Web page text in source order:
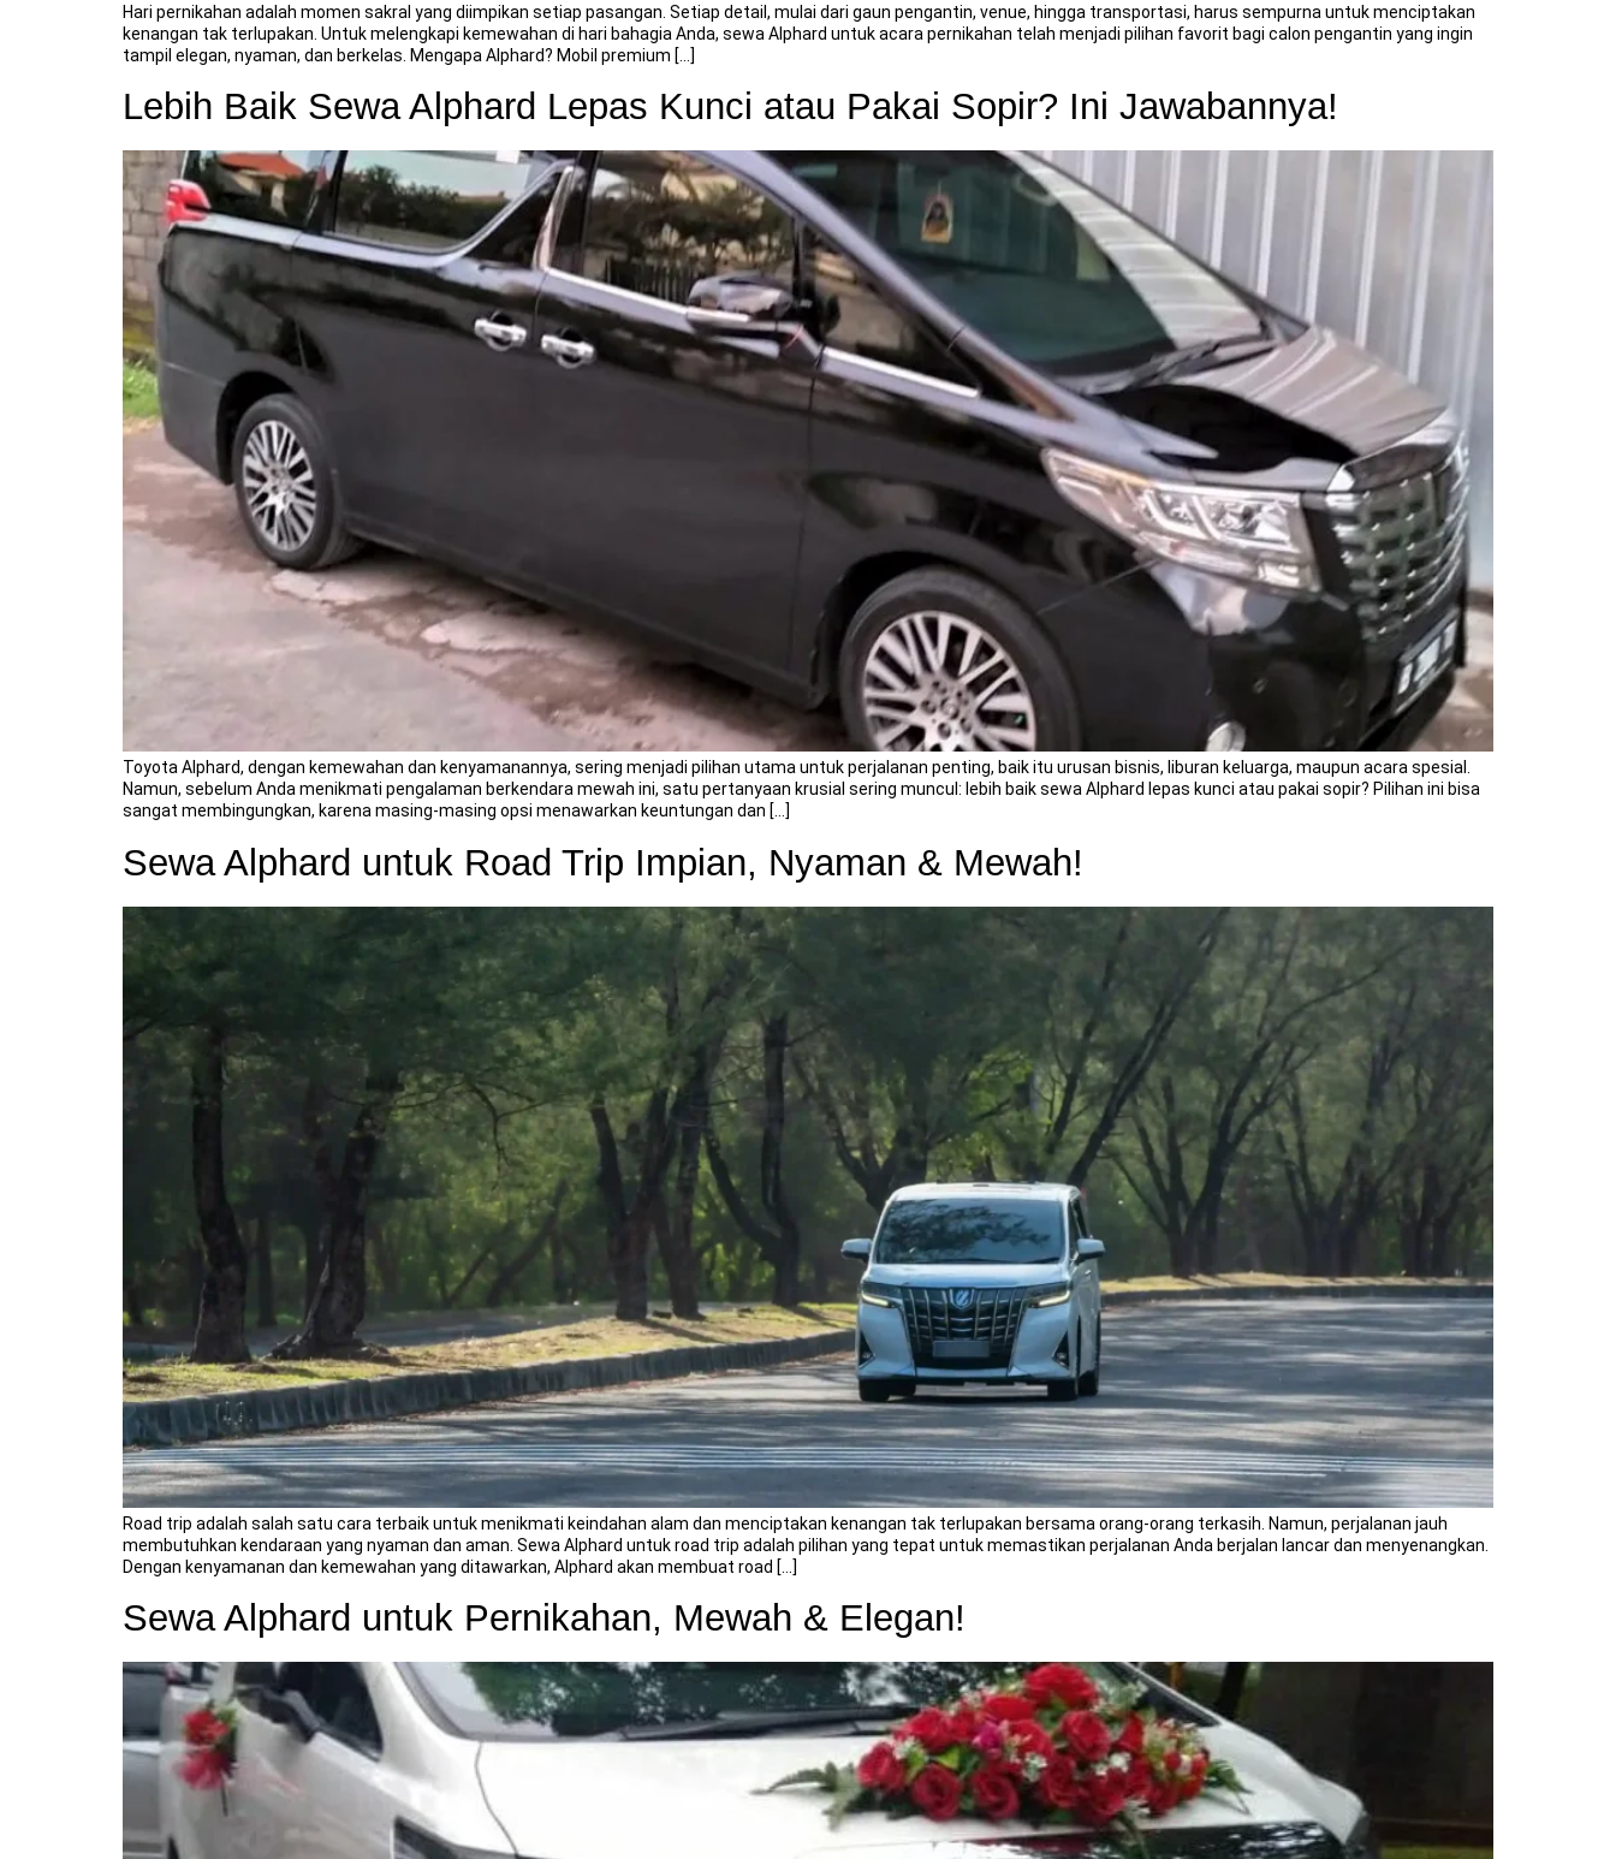
Hari pernikahan adalah momen sakral yang diimpikan setiap pasangan. Setiap detail, mulai dari gaun pengantin, venue, hingga transportasi, harus sempurna untuk menciptakan
kenangan tak terlupakan. Untuk melengkapi kemewahan di hari bahagia Anda, sewa Alphard untuk acara pernikahan telah menjadi pilihan favorit bagi calon pengantin yang ingin
tampil elegan, nyaman, dan berkelas. Mengapa Alphard? Mobil premium […]
Lebih Baik Sewa Alphard Lepas Kunci atau Pakai Sopir? Ini Jawabannya!
Toyota Alphard, dengan kemewahan dan kenyamanannya, sering menjadi pilihan utama untuk perjalanan penting, baik itu urusan bisnis, liburan keluarga, maupun acara spesial.
Namun, sebelum Anda menikmati pengalaman berkendara mewah ini, satu pertanyaan krusial sering muncul: lebih baik sewa Alphard lepas kunci atau pakai sopir? Pilihan ini bisa
sangat membingungkan, karena masing-masing opsi menawarkan keuntungan dan […]
Sewa Alphard untuk Road Trip Impian, Nyaman & Mewah!
Road trip adalah salah satu cara terbaik untuk menikmati keindahan alam dan menciptakan kenangan tak terlupakan bersama orang-orang terkasih. Namun, perjalanan jauh
membutuhkan kendaraan yang nyaman dan aman. Sewa Alphard untuk road trip adalah pilihan yang tepat untuk memastikan perjalanan Anda berjalan lancar dan menyenangkan.
Dengan kenyamanan dan kemewahan yang ditawarkan, Alphard akan membuat road […]
Sewa Alphard untuk Pernikahan, Mewah & Elegan!